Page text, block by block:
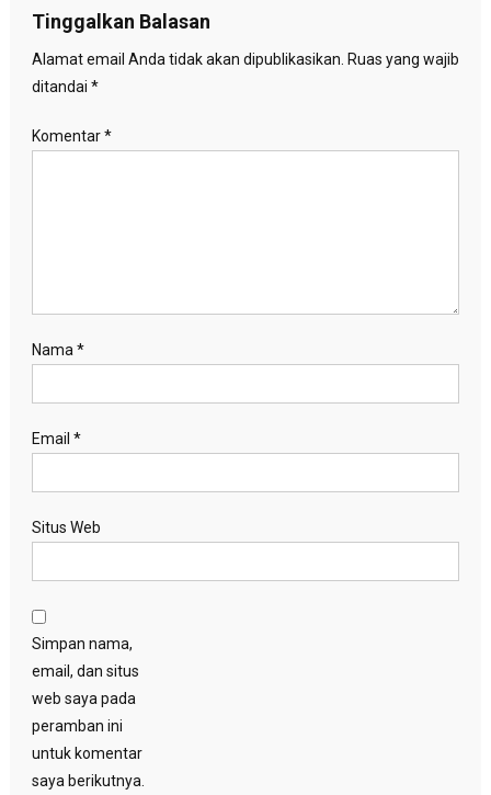
Tinggalkan Balasan
Alamat email Anda tidak akan dipublikasikan. Ruas yang wajib
ditandai *
Komentar*
Nama *
Email *
Situs Web
Simpan nama,
email, dan situs
web saya pada
peramban ini
untuk komentar
saya berikutnya.